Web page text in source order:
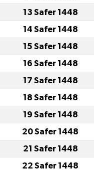
13 Safer 1448
14 Safer 1448
15 Safer 1448
16 Safer 1448
17 Safer 1448
18 Safer 1448
19 Safer 1448
20 Safer 1448
21 Safer 1448
22 Safer 1448